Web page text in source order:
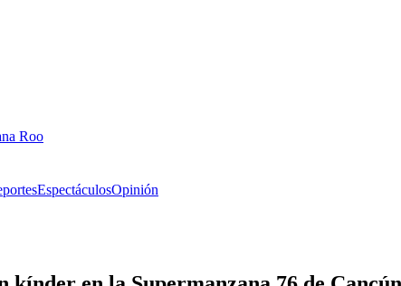
Roo
EspectáculosOpinión